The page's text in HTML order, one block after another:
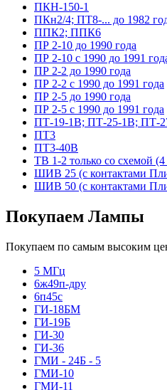
ПКН-150-1
ПКн2/4; ПТ8-... до 1982
ППК2; ППК6
ПР 2-10 до 1990 года
ПР 2-10 с 1990 до 1991
ПР 2-2 до 1990 года
ПР 2-2 с 1990 до 1991 года
ПР 2-5 до 1990 года
ПР 2-5 с 1990 до 1991 года
ПТ-19-1В; ПТ-25-1В; ПТ-
ПТ3
ПТ3-40В
ТВ 1-2 только со схемой (4
ШИВ 25 (с контактами
ШИВ 50 (с контактами
Покупаем Лампы
Покупаем по самым высоким
5 МГц
6ж49п-дру
6п45с
ГИ-18БМ
ГИ-19Б
ГИ-30
ГИ-36
ГМИ - 24Б - 5
ГМИ-10
ГМИ-11